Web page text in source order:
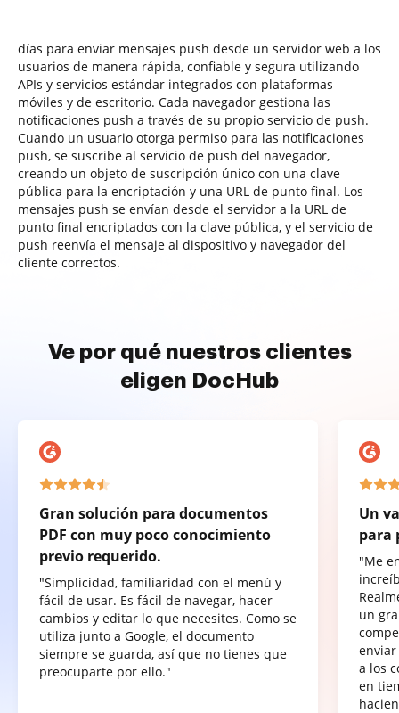
días para enviar mensajes push desde un servidor web a los
usuarios de manera rápida, confiable y segura utilizando
APIs y servicios estándar integrados con plataformas
móviles y de escritorio. Cada navegador gestiona las
notificaciones push a través de su propio servicio de push.
Cuando un usuario otorga permiso para las notificaciones
push, se suscribe al servicio de push del navegador,
creando un objeto de suscripción único con una clave
pública para la encriptación y una URL de punto final. Los
mensajes push se envían desde el servidor a la URL de
punto final encriptados con la clave pública, y el servicio de
push reenvía el mensaje al dispositivo y navegador del
cliente correctos.
Ve por qué nuestros clientes
eligen DocHub
Gran solución para documentos
PDF con muy poco conocimiento
previo requerido.
"Simplicidad, familiaridad con el menú y
fácil de usar. Es fácil de navegar, hacer
cambios y editar lo que necesites. Como se
utiliza junto a Google, el documento
siempre se guarda, así que no tienes que
preocuparte por ello."
Un
para
"Me
un
a los
en